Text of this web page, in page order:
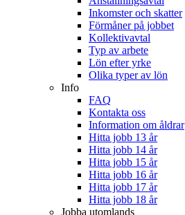
Inkomster och skatter
Förmåner på jobbet
Kollektivavtal
Typ av arbete
Lön efter yrke
Olika typer av lön
Info
FAQ
Kontakta oss
Information om åldrar
Hitta jobb 13 år
Hitta jobb 14 år
Hitta jobb 15 år
Hitta jobb 16 år
Hitta jobb 17 år
Hitta jobb 18 år
Jobba utomlands